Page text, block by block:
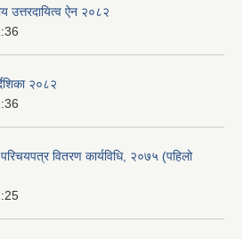
उत्तरदायित्व ऐन २०८२
२०८२
वितरण कार्यविधि, २०७५ (पहिलो